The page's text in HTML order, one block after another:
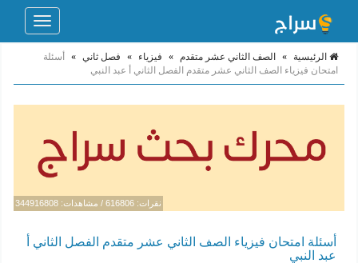
Toggle
الرئيسية » الصف الثاني عشر متقدم » فيزياء » فصل ثاني »
أسئلة
امتحان فيزياء الصف الثاني عشر متقدم الفصل الثاني أ عبد النبي
نقرات: 616806 / مشاهدات: 344916808
أسئلة امتحان فيزياء الصف الثاني عشر متقدم الفصل الثاني أ
عبد النبي